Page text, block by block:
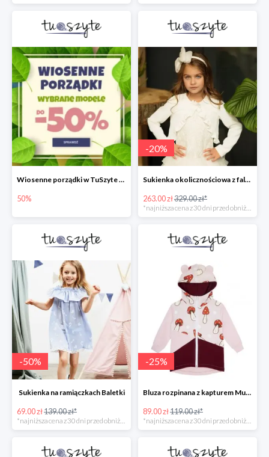
Wiosenne porządki w TuSzyte do -50%
50%
-20%
Sukienka okolicznościowa z falbankami
263.00 zł329.00 zł*
-50%
Sukienka na ramiączkach Baletki
69.00 zł139.00 zł*
-25%
Bluza rozpinana z kapturem Muchomory
89.00 zł119.00 zł*